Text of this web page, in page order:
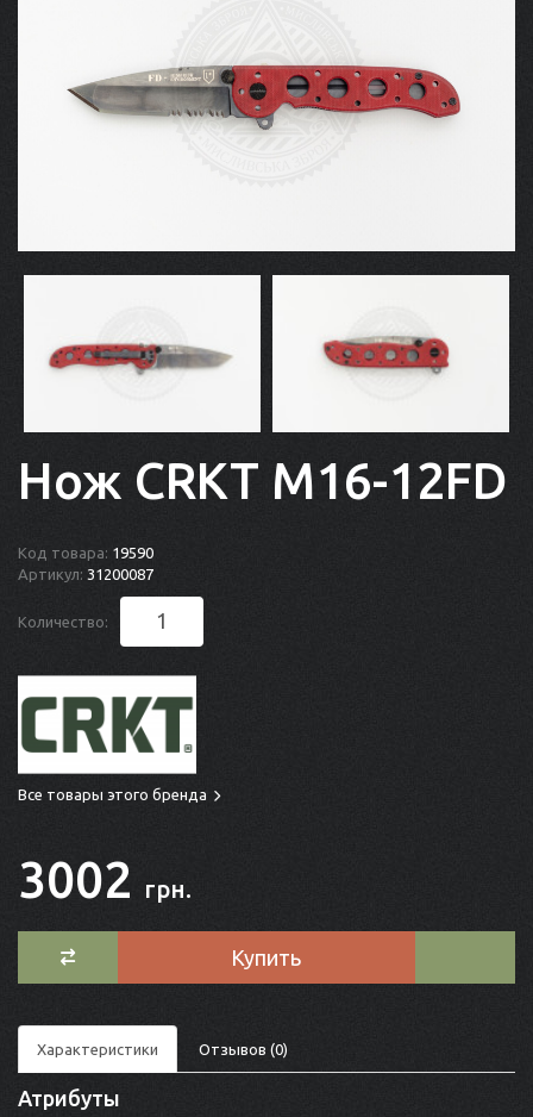
Нож CRKT M16-12FD
Код товара: 19590
Артикул: 31200087
Количество:
Все товары этого бренда
3002 грн.
Купить
Характеристики Отзывов (0)
Атрибуты